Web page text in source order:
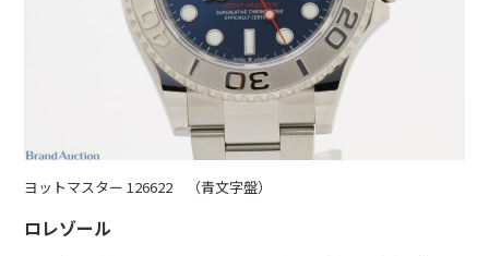
ヨットマスター 126622 （青文字盤）
ロレゾール